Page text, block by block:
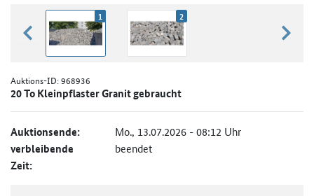
zurück blättern
1 2
Auktions-ID:968936
20 To Kleinpflaster Granit gebraucht
Auktionsende: Mo., 13.07.2026 - 08:12 Uhr
verbleibende
Zeit:
beendet